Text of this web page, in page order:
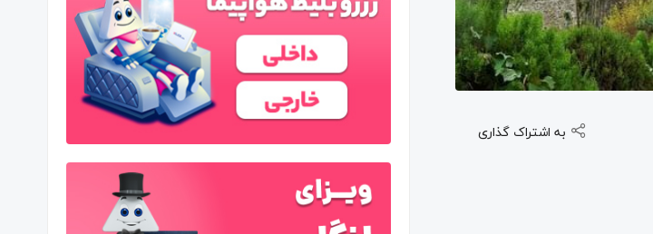
به اشتراک گذاری